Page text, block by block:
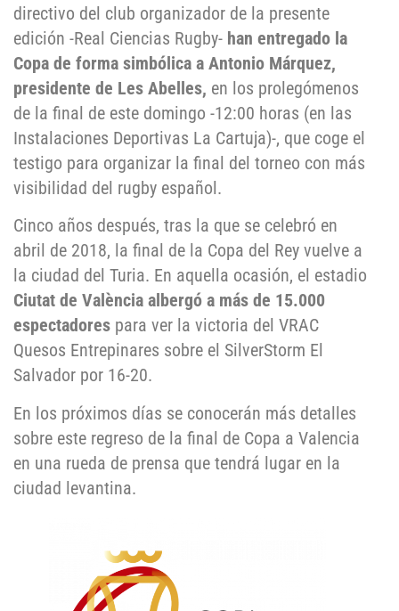
directivo del club organizador de la presente
edición -Real Ciencias Rugby- han entregado la
Copa de forma simbólica a Antonio Márquez,
presidente de Les Abelles, en los prolegómenos
de la final de este domingo -12:00 horas (en las
Instalaciones Deportivas La Cartuja)-, que coge el
testigo para organizar la final del torneo con más
visibilidad del rugby español.
Cinco años después, tras la que se celebró en
abril de 2018, la final de la Copa del Rey vuelve a
la ciudad del Turia. En aquella ocasión, el estadio
Ciutat de València albergó a más de 15.000
espectadores para ver la victoria del VRAC
Quesos Entrepinares sobre el SilverStorm El
Salvador por 16-20.
En los próximos días se conocerán más detalles
sobre este regreso de la final de Copa a Valencia
en una rueda de prensa que tendrá lugar en la
ciudad levantina.